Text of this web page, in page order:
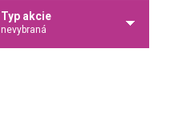
Typ akcie
nevybraná